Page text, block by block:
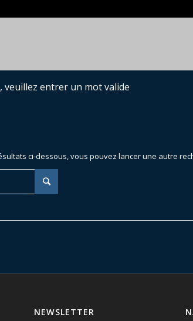
veuillez entrer un mot valide
ci-dessous, vous pouvez lancer une autre
NEWSLETTER